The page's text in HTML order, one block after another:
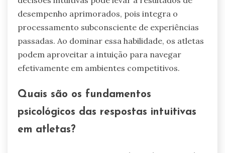
desempenho aprimorados, pois integra o
processamento subconsciente de experiências
passadas. Ao dominar essa habilidade, os atletas
podem aproveitar a intuição para navegar
efetivamente em ambientes competitivos.
Quais são os fundamentos
psicológicos das respostas intuitivas
em atletas?